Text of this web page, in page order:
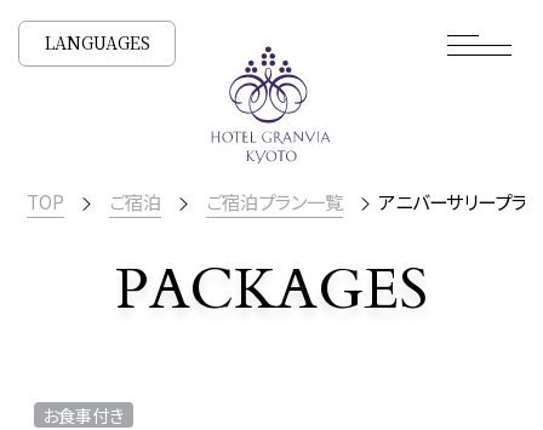
LANGUAGES
宿泊プラン一覧
PACKAGES
TOP ご宿泊 ご宿泊プラン一覧 アニバーサリープラ
お食事付き